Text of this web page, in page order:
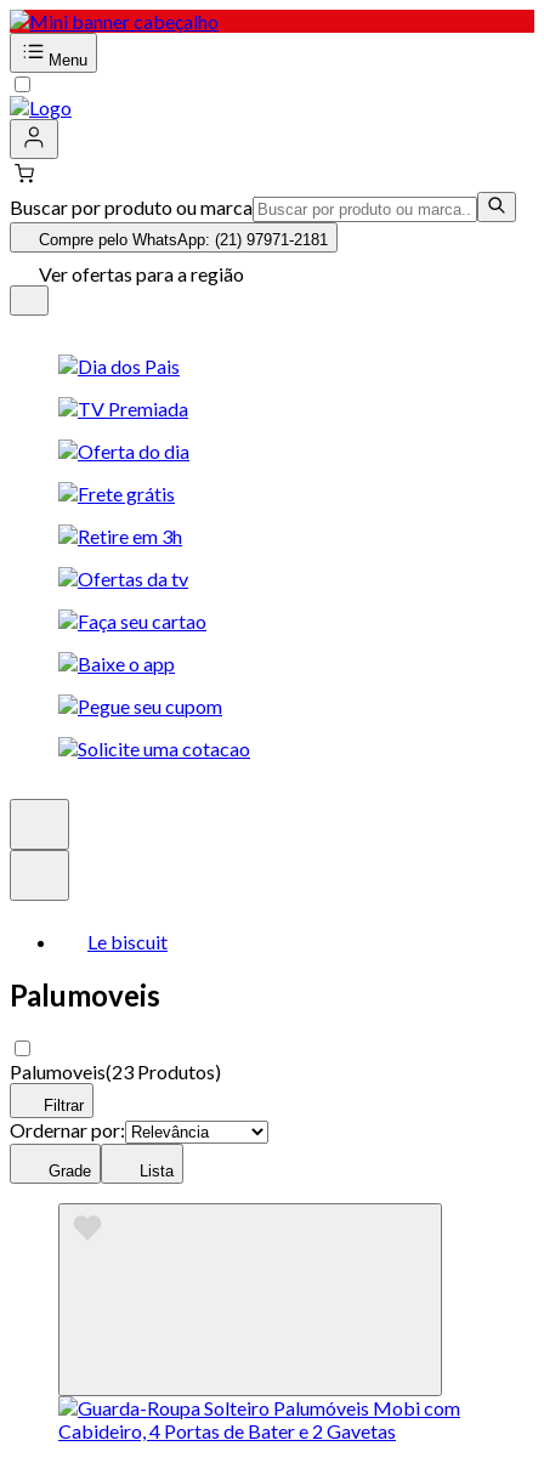
Menu
Buscar por produto ou marca
Compre pelo WhatsApp: (21) 97971-2181
Ver ofertas para a região
Le biscuit
Palumoveis
Palumoveis(23 Produtos)
Filtrar
Ordernar por:
Grade Lista